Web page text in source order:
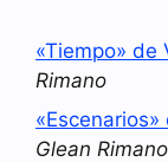
«Tiempo» de
Rimano
Glean Rimano